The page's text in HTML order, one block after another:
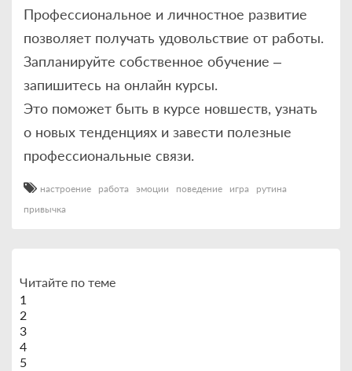
Профессиональное и личностное развитие
позволяет получать удовольствие от работы.
Запланируйте собственное обучение –
запишитесь на онлайн курсы.
Это поможет быть в курсе новшеств, узнать
о новых тенденциях и завести полезные
профессиональные связи.
настроение работа эмоции поведение игра
рутина
привычка
Читайте по теме
1
2
3
4
5